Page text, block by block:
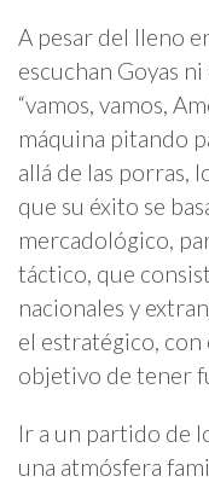
A pesar del lleno
escuchan Goyas
“vamos, vamos,
máquina pitando
allá de las porras,
que su éxito se
mercadológico,
táctico, que
nacionales y
el estratégico, con
objetivo de tener
Ir a un partido de
una atmósfera